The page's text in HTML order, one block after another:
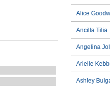
Alice
Ancilla Tilia
Angelina
Arielle
Ashley